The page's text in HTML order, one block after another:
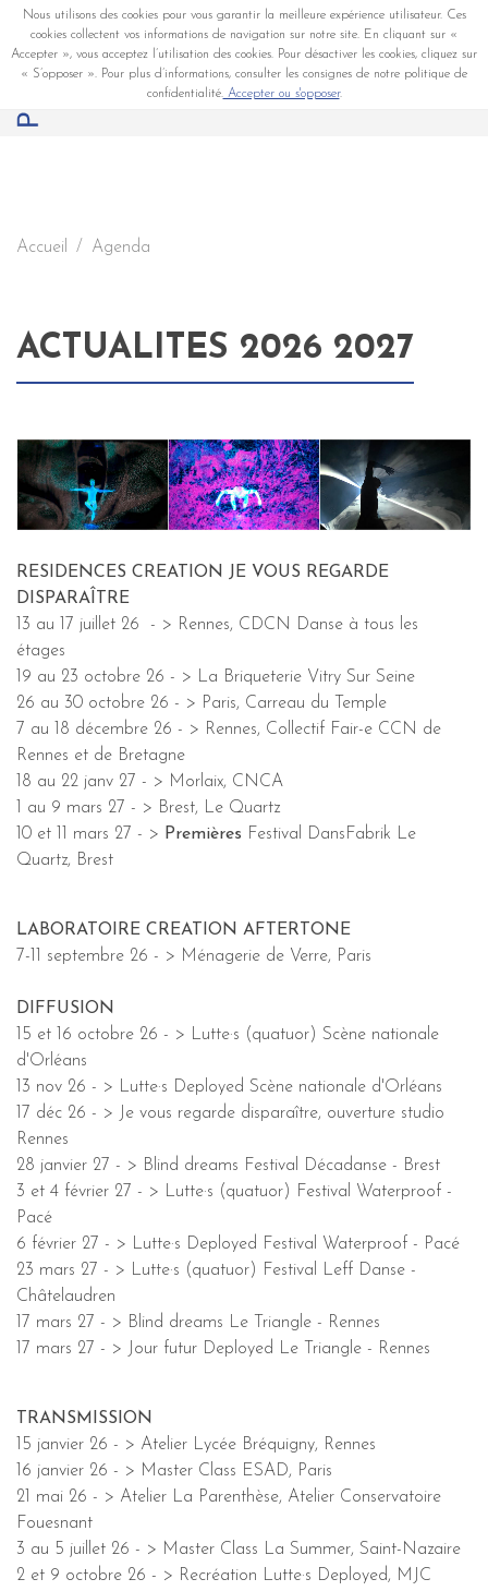
Nous utilisons des cookies pour vous garantir la meilleure expérience utilisateur. Ces
cookies collectent vos informations de navigation sur notre site. En cliquant sur «
Accepter », vous acceptez l’utilisation des cookies. Pour désactiver les cookies, cliquez sur
« S’opposer ». Pour plus d’informations, consulter les consignes de notre politique de
confidentialité.Accepter ou s'opposer.
Accueil Agenda
ACTUALITES 2026 2027
RESIDENCES CREATION JE VOUS REGARDE
DISPARAÎTRE
13 au 17 juillet 26 - > Rennes, CDCN Danse à tous les
étages
19 au 23 octobre 26 - > La Briqueterie Vitry Sur Seine
26 au 30 octobre 26 - > Paris, Carreau du Temple
7 au 18 décembre 26 - > Rennes, Collectif Fair-e CCN de
Rennes et de Bretagne
18 au 22 janv 27 - > Morlaix, CNCA
1 au 9 mars 27 - > Brest, Le Quartz
10 et 11 mars 27 - > Premières Festival DansFabrik Le
Quartz, Brest
LABORATOIRE CREATION AFTERTONE
7-11 septembre 26 - > Ménagerie de Verre, Paris
DIFFUSION
15 et 16 octobre 26 - > Lutte·s (quatuor) Scène nationale
d'Orléans
13 nov 26 - > Lutte·s Deployed Scène nationale d'Orléans
17 déc 26 - > Je vous regarde disparaître, ouverture studio
Rennes
28 janvier 27 - > Blind dreams Festival Décadanse - Brest
3 et 4 février 27 - > Lutte·s (quatuor) Festival Waterproof -
Pacé
6 février 27 - > Lutte·s Deployed Festival Waterproof - Pacé
23 mars 27 - > Lutte·s (quatuor) Festival Leff Danse -
Châtelaudren
17 mars 27 - > Blind dreams Le Triangle - Rennes
17 mars 27 - > Jour futur Deployed Le Triangle - Rennes
TRANSMISSION
15 janvier 26 - > Atelier Lycée Bréquigny, Rennes
16 janvier 26 - > Master Class ESAD, Paris
21 mai 26 - > Atelier La Parenthèse, Atelier Conservatoire
Fouesnant
3 au 5 juillet 26 - > Master Class La Summer, Saint-Nazaire
2 et 9 octobre 26 - > Recréation Lutte·s Deployed, MJC